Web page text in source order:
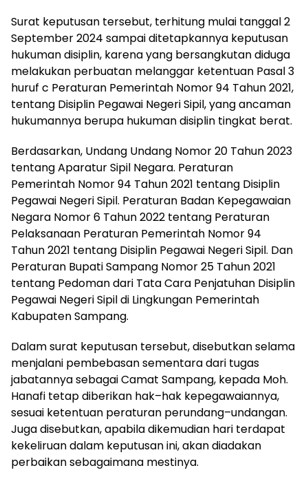
Surat keputusan tersebut, terhitung mulai tanggal 2
September 2024 sampai ditetapkannya keputusan
hukuman disiplin, karena yang bersangkutan diduga
melakukan perbuatan melanggar ketentuan Pasal 3
huruf c Peraturan Pemerintah Nomor 94 Tahun 2021,
tentang Disiplin Pegawai Negeri Sipil, yang ancaman
hukumannya berupa hukuman disiplin tingkat berat.
Berdasarkan, Undang Undang Nomor 20 Tahun 2023
tentang Aparatur Sipil Negara. Peraturan
Pemerintah Nomor 94 Tahun 2021 tentang Disiplin
Pegawai Negeri Sipil. Peraturan Badan Kepegawaian
Negara Nomor 6 Tahun 2022 tentang Peraturan
Pelaksanaan Peraturan Pemerintah Nomor 94
Tahun 2021 tentang Disiplin Pegawai Negeri Sipil. Dan
Peraturan Bupati Sampang Nomor 25 Tahun 2021
tentang Pedoman dari Tata Cara Penjatuhan Disiplin
Pegawai Negeri Sipil di Lingkungan Pemerintah
Kabupaten Sampang.
Dalam surat keputusan tersebut, disebutkan selama
menjalani pembebasan sementara dari tugas
jabatannya sebagai Camat Sampang, kepada Moh.
Hanafi tetap diberikan hak–hak kepegawaiannya,
sesuai ketentuan peraturan perundang–undangan.
Juga disebutkan, apabila dikemudian hari terdapat
kekeliruan dalam keputusan ini, akan diadakan
perbaikan sebagaimana mestinya.